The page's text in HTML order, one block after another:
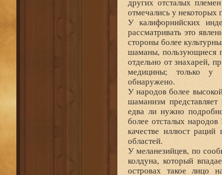
других отсталых
отмечались у некоторых
У калифорнийских
рассматривать это
стороны более
шаманы, пользующиеся
отдельно от знахарей,
медицины; только у
обнаружено.
У народов более
шаманизм
едва ли нужно
более отсталых
качестве иллюст
областей.
У меланезийцев, по
колдуна, который
островах такое лицо